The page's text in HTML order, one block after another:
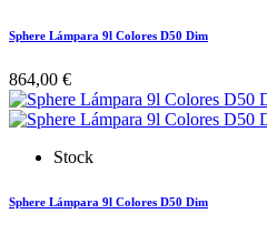
Sphere Lámpara 9l Colores D50 Dim
864,00 €
Stock
Sphere Lámpara 9l Colores D50 Dim